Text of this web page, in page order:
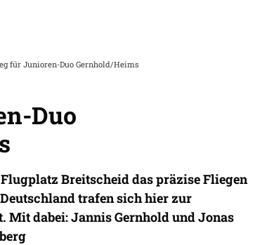
für Junioren-Duo Gernhold/Heims
Duo
Breitscheid das präzise Fliegen
trafen sich hier zur
dabei: Jannis Gernhold und Jonas